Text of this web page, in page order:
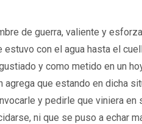
de guerra, valiente y
estuvo con el agua hasta el
y como metido en un
que estando en dicha
y pedirle que viniera en
ni que se puso a echar